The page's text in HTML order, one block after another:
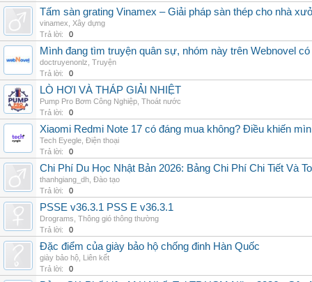
Tấm sàn grating Vinamex – Giải pháp sàn thép cho nhà
vinamex
Xây dựng
Trả lời:
0
Mình đang tìm truyện quân sự, nhóm này trên Webnovel
doctruyenonlz Truyện
Trả lời:
0
LÒ HƠI VÀ THÁP GIẢI NHIỆT
Pump Pro Bơm Công Nghiệp Thoát nước
Trả lời:
0
Xiaomi Redmi Note 17 có đáng mua không? Điều khiến
Tech Eyegle Điện thoại
Trả lời:
0
Chi Phí Du Học Nhật Bản 2026: Bảng Chi Phí Chi Tiết Và
thanhgiang_dh Đào tạo
Trả lời:
0
PSSE v36.3.1 PSS E v36.3.1
Drograms Thông gió thông thường
Trả lời:
0
Đặc điểm của giày bảo hộ chống đinh Hàn Quốc
giày bảo hộ Liên kết
Trả lời:
0